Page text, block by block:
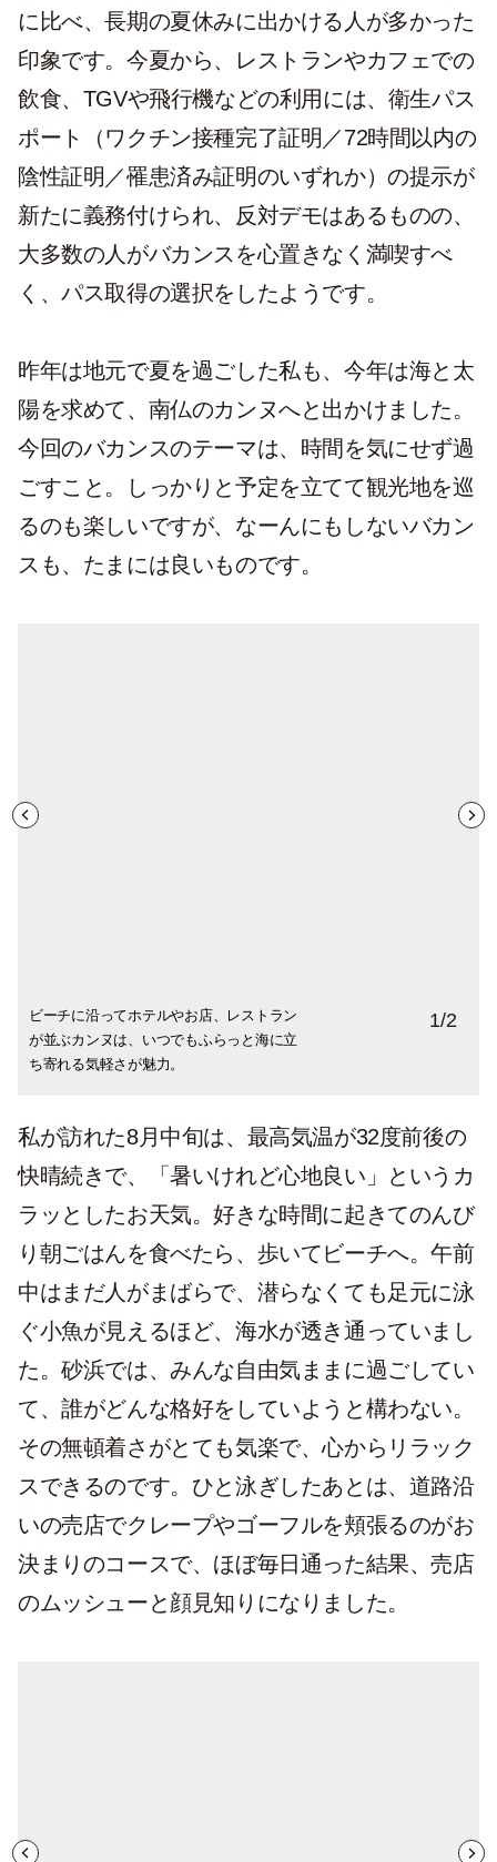
に比べ、長期の夏休みに出かける人が多かった
印象です。今夏から、レストランやカフェでの
飲食、TGVや飛行機などの利用には、衛生パス
ポート（ワクチン接種完了証明／72時間以内の
陰性証明／罹患済み証明のいずれか）の提示が
新たに義務付けられ、反対デモはあるものの、
大多数の人がバカンスを心置きなく満喫すべ
く、パス取得の選択をしたようです。
昨年は地元で夏を過ごした私も、今年は海と太
陽を求めて、南仏のカンヌへと出かけました。
今回のバカンスのテーマは、時間を気にせず過
ごすこと。しっかりと予定を立てて観光地を巡
るのも楽しいですが、なーんにもしないバカン
スも、たまには良いものです。
ビーチに沿ってホテルやお店、レストラン
が並ぶカンヌは、いつでもふらっと海に立
ち寄れる気軽さが魅力。
思い思いの格好でビーチにのんびりと寝そ
べる人々。カラフルなパラソルが目にも鮮
やか。
1/2
私が訪れた8月中旬は、最高気温が32度前後の
快晴続きで、「暑いけれど心地良い」というカ
ラッとしたお天気。好きな時間に起きてのんび
り朝ごはんを食べたら、歩いてビーチへ。午前
中はまだ人がまばらで、潜らなくても足元に泳
ぐ小魚が見えるほど、海水が透き通っていまし
た。砂浜では、みんな自由気ままに過ごしてい
て、誰がどんな格好をしていようと構わない。
その無頓着さがとても気楽で、心からリラック
スできるのです。ひと泳ぎしたあとは、道路沿
いの売店でクレープやゴーフルを頬張るのがお
決まりのコースで、ほぼ毎日通った結果、売店
のムッシューと顔見知りになりました。